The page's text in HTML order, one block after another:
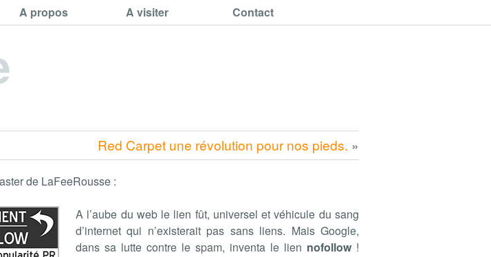
A propos A visiter Contact
Red Carpet une révolution pour nos pieds. »
de LaFeeRousse :
A l’aube du web le lien fût, universel et véhicule du sang
d’internet qui n’existerait pas sans liens. Mais Google,
dans sa lutte contre le spam, inventa le lien nofollow !